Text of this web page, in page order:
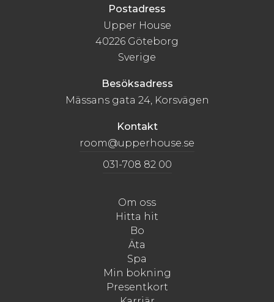
Postadress
Upper House
40226 Göteborg
Sverige
Besöksadress
Mässans gata 24, Korsvägen
Kontakt
room@upperhouse.se
031-708 82 00
Om oss
Hitta hit
Bo
Äta
Spa
Min bokning
Presentkort